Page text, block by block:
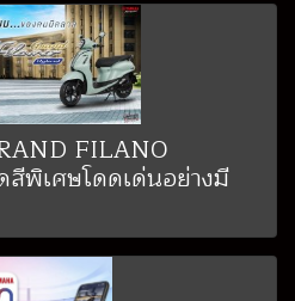
FILANO
พิเศษโดดเด่นอย่างมี